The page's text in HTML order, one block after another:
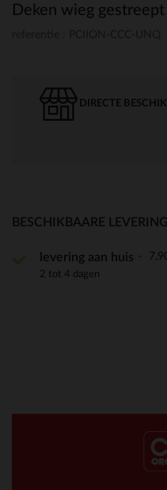
Deken wieg
DIRECTE
BESCHIKBAARE
levering aan huis
2 tot 4 dagen